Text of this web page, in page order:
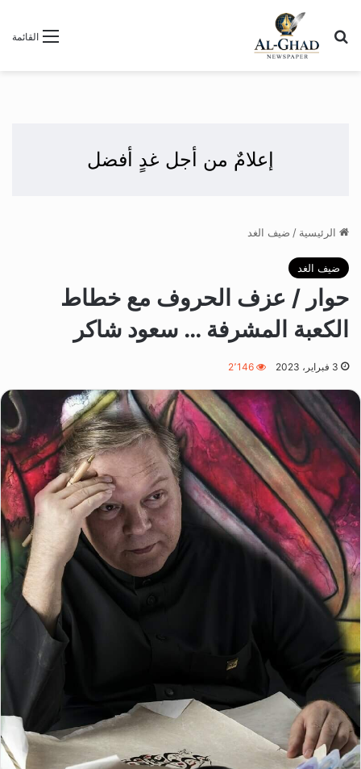
القائمة بحث عن
إعلامٌ من أجل غدٍ أفضل
الرئيسية / ضيف الغد
ضيف الغد
حوار / عزف الحروف مع خطاط
الكعبة المشرفة … سعود شاكر
3 فبراير، 2023 2٬146